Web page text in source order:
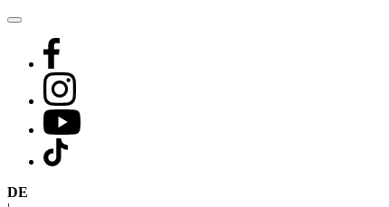
Zum
springen
DE